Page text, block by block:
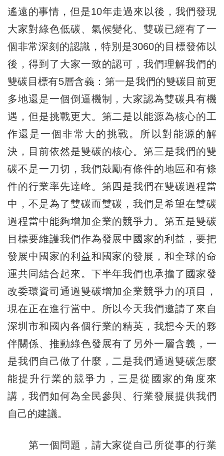
遙遠的事情，但是10年走過來以後，我們發現
大家對綠色低碳、氣候變化、雙碳已經有了一
個非常深刻的認識，特別是3060的目標發佈以
後，得到了大家一致的認可，我們理解我們的
雙碳目標有5層含義：第一是我們的雙碳目前更
多地還是一個倒逼機制，大家認為雙碳具有機
遇，但是挑戰更大。第二是以能源為核心的工
作還是一個非常大的挑戰。所以對能源的解
決，目前依然是雙碳的核心。第三是我們的雙
碳不是一刀切，我們鼓勵有條件的地區和有條
件的行業率先達峰。第四是我們在雙碳過程當
中，不是為了雙碳而雙碳，我們是希望在雙碳
過程當中能夠增加企業的競爭力。第五是雙碳
目標要維護我們作為發展中國家的利益，要把
發展中國家的利益和國家的發展，和全球的命
運共同結合起來。下半年我們也承擔了國家發
改委環資司通過雙碳增加企業競爭力的項目，
現在正在進行當中。所以今天我們邀請了來自
深圳市和國內各個行業的精英，我想今天的夥
伴關係、推動綠色發展有了另外一層含義，一
是我們自己做了什麼，二是我們通過雙碳怎麼
能提升行業的競爭力，三是從國家的角度來
講，我們如何為全民參與、行業發展提供我們
自己的建議。
第一個問題，請大家從自己所從事的行業